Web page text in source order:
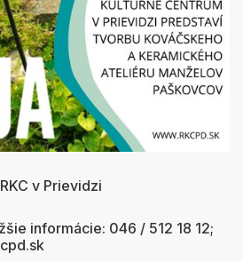
v Prievidzi
informácie: 046 / 512 18 12;